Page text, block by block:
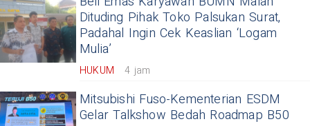
Dituding Pihak Toko Palsukan Surat,
Padahal Ingin Cek Keaslian ‘Logam
Mulia’
HUKUM 4 jam
Mitsubishi Fuso-Kementerian ESDM
Gelar Talkshow Bedah Roadmap B50